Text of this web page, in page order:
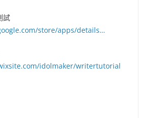
試
store/apps/details…
idolmaker/writertutorial